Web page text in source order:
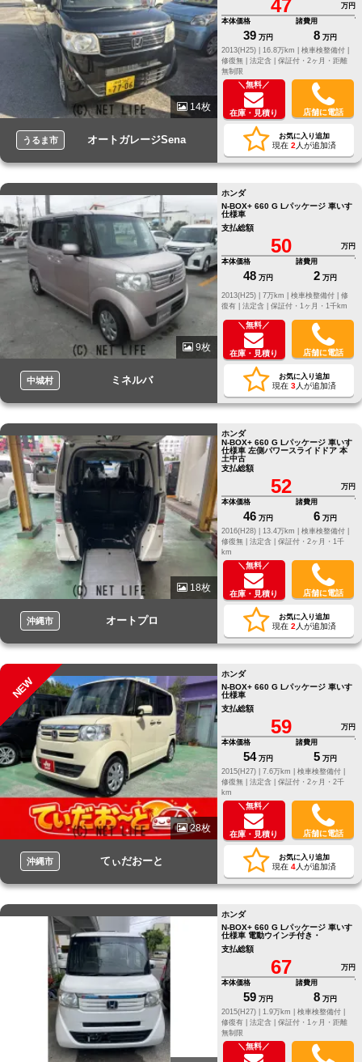
14枚
うるま市 オートガレージSena
47
万円
本体価格
39 万円
諸費用
8 万円
2013(H25) |
16.8万km |
検車検整備付 |
修復無 | 法定含 | 保証付・2ヶ月・距離
無制限
＼無料／
在庫・見積り 店舗に電話
お気に入り追加
現在 2 人が追加済
9枚
中城村 ミネルバ
ホンダ
N-BOX+ 660 G Lパッケージ 車いす
仕様車
支払総額
50
万円
本体価格
48 万円
諸費用
2 万円
修
復有 | 法定含 | 保証付・1ヶ月・1千km
＼無料／
在庫・見積り 店舗に電話
お気に入り追加
現在 3人が追加済
18枚
沖縄市 オートプロ
ホンダ
N-BOX+ 660 G Lパッケージ 車いす
仕様車 左側パワースライドドア 本
土中古
支払総額
52
万円
本体価格
46 万円
諸費用
6 万円
2016(H28) |
13.4万km |
検車検整備付 |
修復無 | 法定含 | 保証付・2ヶ月・1千
km
＼無料／
在庫・見積り 店舗に電話
お気に入り追加
現在 2 人が追加済
NEW
28枚
沖縄市 てぃだおーと
ホンダ
N-BOX+ 660 G Lパッケージ 車いす
仕様車
支払総額
59
万円
本体価格
54 万円
諸費用
5 万円
2015(H27) |
7.6万km |
検車検整備付 |
修復無 | 法定含 | 保証付・2ヶ月・2千
km
＼無料／
在庫・見積り 店舗に電話
お気に入り追加
現在 4人が追加済
ホンダ
N-BOX+ 660 G Lパッケージ 車いす
仕様車 電動ウインチ付き・
支払総額
67
万円
本体価格
59 万円
諸費用
8 万円
2015(H27) |
1.9万km |
検車検整備付 |
修復有 | 法定含 | 保証付・1ヶ月・距離
無制限
＼無料／